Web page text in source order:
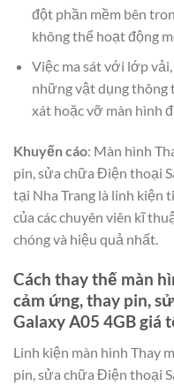
đột phần mềm bên
không thể hoạt động
Việc ma sát với lớp
những vật dụng thông
xát hoặc vỡ màn hình
Khuyến cáo: Màn hình
pin, sửa chữa Điện thoại
tại Nha Trang là linh kiện
của các chuyên viên kĩ
chóng và hiệu quả nhất.
Cách thay thế màn
cảm ứng, thay pin,
Galaxy A05 4GB giá
Linh kiện màn hình Thay
pin, sửa chữa Điện thoại